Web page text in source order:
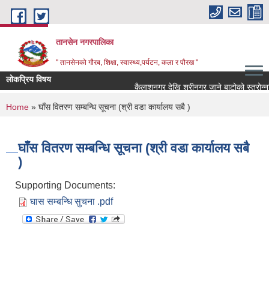
Skip to main content
तानसेन नगरपालिका
" तानसेनको गौरब, शिक्षा, स्वास्थ्य,पर्यटन, कला र पौरख "
लोकप्रिय विषय
You are here
Home » घाँस वितरण सम्बन्धि सूचना (श्री वडा कार्यालय सबै )
घाँस वितरण सम्बन्धि सूचना (श्री वडा कार्यालय सबै
)
Supporting Documents:
घास सम्बन्धि सुचना .pdf